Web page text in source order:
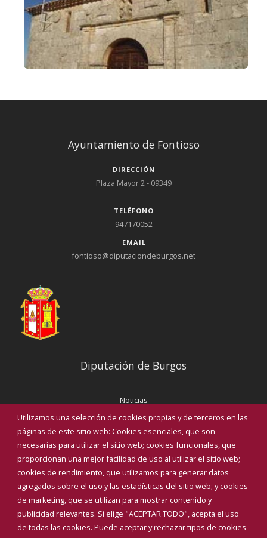
Utilizamos una selección de cookies propias y de terceros en las
páginas de este sitio web: Cookies esenciales, que son
necesarias para utilizar el sitio web; cookies funcionales, que
proporcionan una mejor facilidad de uso al utilizar el sitio web;
cookies de rendimiento, que utilizamos para generar datos
agregados sobre el uso y las estadísticas del sitio web; y cookies
de marketing, que se utilizan para mostrar contenido y
publicidad relevantes. Si elige "ACEPTAR TODO", acepta el uso
de todas las cookies. Puede aceptar y rechazar tipos de cookies
Ayuntamiento de Fontioso
DIRECCIÓN
Plaza Mayor 2 - 09349
TELÉFONO
947170052
EMAIL
fontioso@diputaciondeburgos.net
Diputación de Burgos
Noticias
Eventos
Corporación Municipal
Teléfonos de interés
INICIAR SESIÓN
MAPA WEB